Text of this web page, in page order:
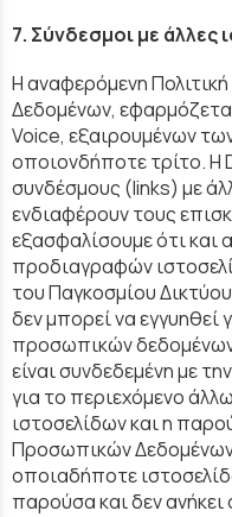
7. Σύνδεσμοι με άλλες
Η αναφερόμενη
Δεδομένων,
Voice, εξαιρουμένων
οποιονδήποτε τρίτο. Η
συνδέσμους (links) με
ενδιαφέρουν τους
εξασφαλίσουμε ότι και
προδιαγραφών
του Παγκοσμίου
δεν μπορεί να
προσωπικών
είναι συνδεδεμένη με
για το περιεχόμενο
ιστοσελίδων και η
Προσωπικών
οποιαδήποτε
παρούσα και δεν ανήκει